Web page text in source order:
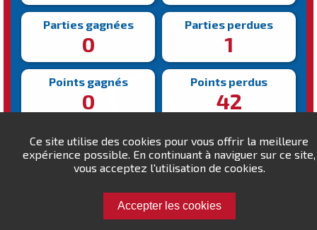
Ce site utilise des cookies pour vous offrir la meilleure
expérience possible. En continuant à naviguer sur ce site,
vous acceptez l'utilisation de cookies.
Accepter les cookies
Parties gagnées
0
Parties perdues
1
Points gagnés
0
Points perdus
42
Victoire la plus rapide
N/A
Victoire la plus lente
N/A
Défiez Tazibachir !